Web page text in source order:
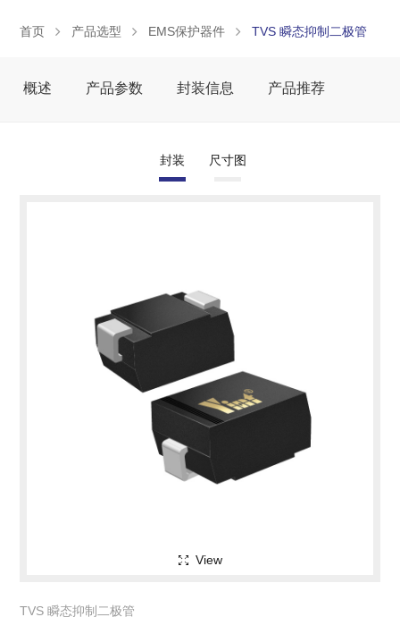
首页 产品选型 EMS保护器件 TVS 瞬态抑制二极管
概述 产品参数 封装信息 产品推荐
封装 尺寸图
View
TVS 瞬态抑制二极管